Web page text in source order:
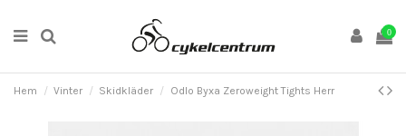
0
Hem Vinter Skidkläder Odlo Byxa Zeroweight Tights Herr